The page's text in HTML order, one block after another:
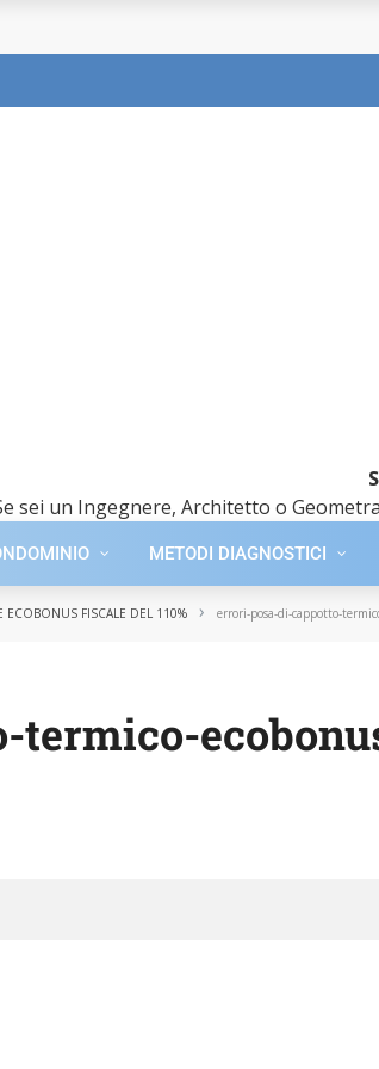
sei un Ingegnere, Architetto o
METODI DIAGNOSTICI
ECOBONUS FISCALE DEL 110% › errori-posa-di-cappotto-